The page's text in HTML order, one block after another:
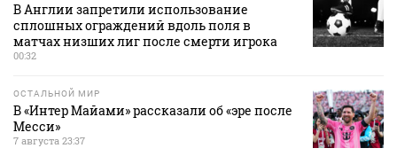
В Англии запретили использование
сплошных ограждений вдоль поля в
матчах низших лиг после смерти игрока
00:32
ОСТАЛЬНОЙ МИР
В «Интер Майами» рассказали об «эре после
Месси»
7 августа 23:37